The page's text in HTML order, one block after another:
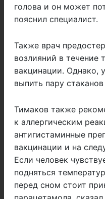
голова и он может
пояснил специалист.
Также врач
возлияний в течение
вакцинации. Однако,
выпить пару
Тимаков также
к аллергическим
антигистаминные
вакцинации и на
Если человек
подняться
перед сном стоит